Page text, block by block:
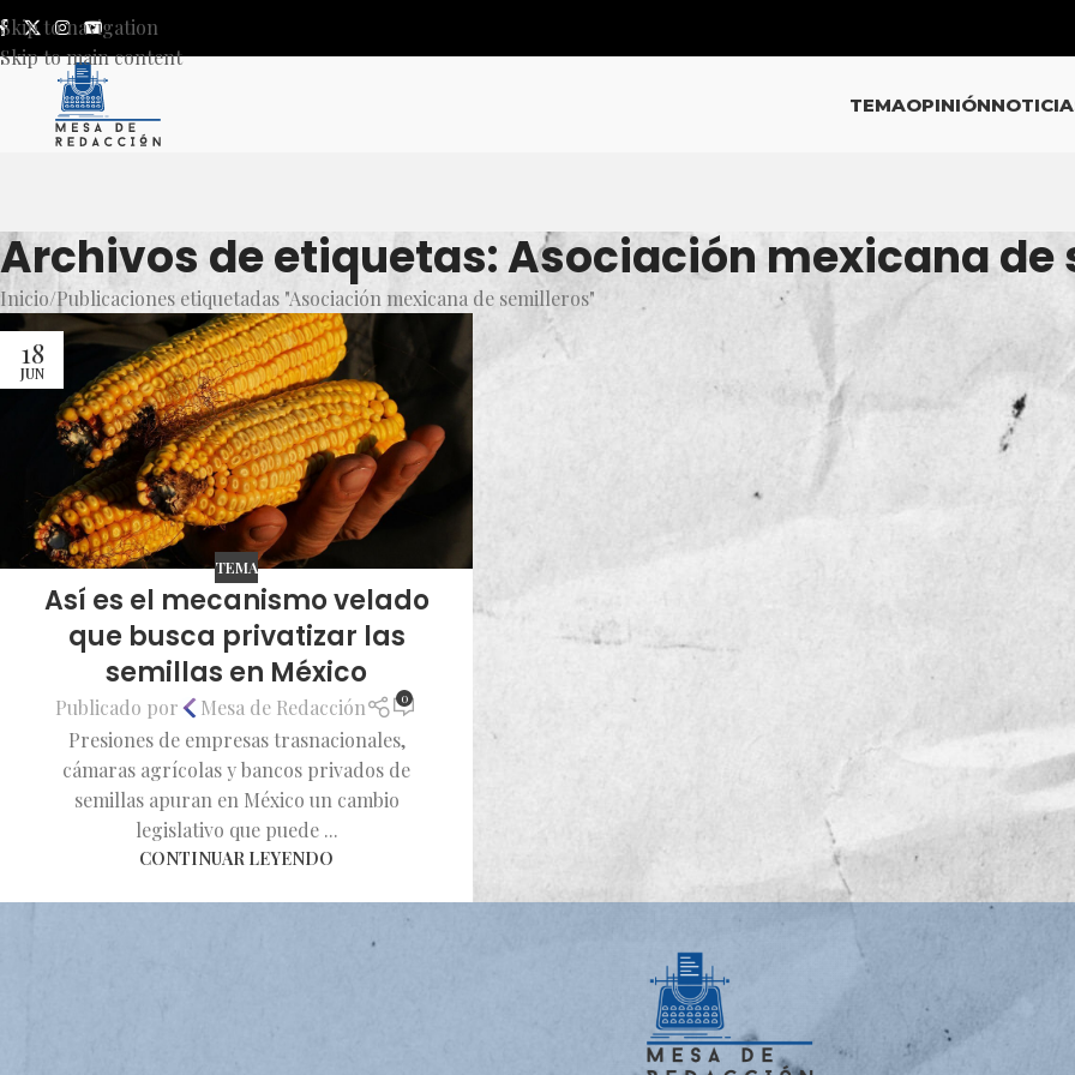
Skip to navigation
Skip to main content
TEMAOPINIÓN
Archivos de etiquetas: Asociación mexicana de
Inicio Publicaciones etiquetadas "Asociación mexicana de semilleros"
18
JUN
TEMA
Así es el mecanismo velado
que busca privatizar las
semillas en México
Publicado por Mesa de Redacción 0
Presiones de empresas trasnacionales,
cámaras agrícolas y bancos privados de
semillas apuran en México un cambio
legislativo que puede ...
CONTINUAR LEYENDO